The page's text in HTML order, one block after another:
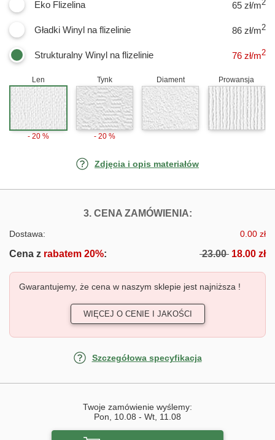
Eko Flizelina 65 zł/m2
Gładki Winyl na flizelinie 86 zł/m2
Strukturalny Winyl na flizelinie 76 zł/m2
Len
- 20 %
Tynk
- 20 %
Diament Prowansja
Zdjęcia i opis materiałów
3. CENA ZAMÓWIENIA:FOTOTAPETY
Dostawa: 0.00 zł
Cena z rabatem 20%: 23.00 18.00 zł
Gwarantujemy, że cena w naszym sklepie jest najniższa !
WIĘCEJ O CENIE I JAKOŚCI
Szczegółowa specyfikacja
Twoje zamówienie wyślemy:
Pon, 10.08 - Wt, 11.08